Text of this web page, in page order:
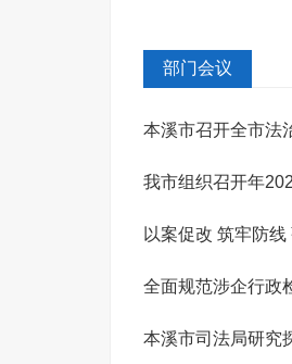
部门会议
本溪市召开全市法
我市组织召开年
以案促改 筑牢防
全面规范涉企行政
组专题会...
本溪市司法局研究